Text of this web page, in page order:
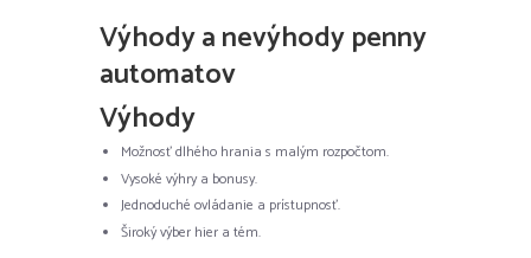
Výhody a nevýhody penny
automatov
Výhody
Možnosť dlhého hrania s malým rozpočtom.
Vysoké výhry a bonusy.
Jednoduché ovládanie a prístupnosť.
Široký výber hier a tém.